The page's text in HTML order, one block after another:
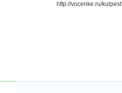
http://vocenke.ru/kulpest